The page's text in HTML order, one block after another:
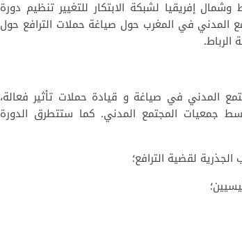
ﺇفريقيا لشبكة الابتكار للتغيير تنظيم دورة
المجتمع المدني في المغرب حول صياغة حملات الترافع حول
المدني في صياغة و قيادة حملات تأثير فعالة،
جمعيات المجتمع المدني. كما ستتطرق الدورة